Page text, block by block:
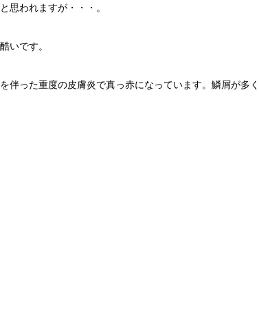
思われますが・・・。
いです。
伴った重度の皮膚炎で真っ赤になっています。鱗屑が多